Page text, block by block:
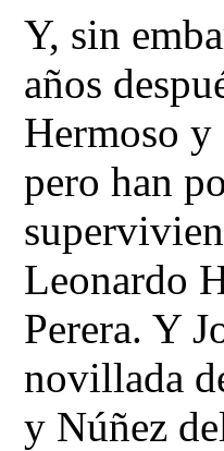
Y, sin
años
Hermoso y
pero han
Leonardo
Perera. Y
novillada
y Núñez